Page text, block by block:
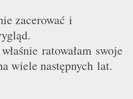
zacerować i
ratowałam swoje
wiele następnych lat.